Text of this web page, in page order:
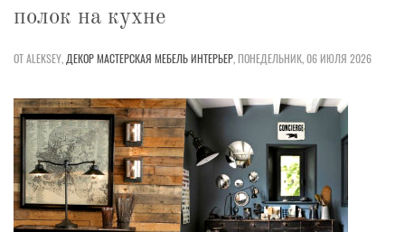
полок на кухне
ОТ ALEKSEY, ДЕКОРМАСТЕРСКАЯ МЕБЕЛЬИНТЕРЬЕР,ПОНЕДЕЛЬНИК, 06 ИЮЛЯ 2026